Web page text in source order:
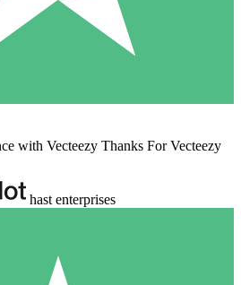
with Vecteezy Thanks For Vecteezy
hast enterprises